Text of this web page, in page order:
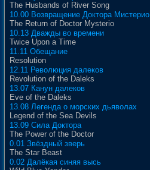
The Husbands of River Song
10.00 Возвращение Доктора Мистерио
The Return of Doctor Mysterio
10.13 Дважды во времени
Twice Upon a Time
11.11 Обещание
Resolution
12.11 Революция далеков
Revolution of the Daleks
13.07 Канун далеков
Eve of the Daleks
13.08 Легенда о морских дьяволах
Legend of the Sea Devils
13.09 Сила Доктора
The Power of the Doctor
0.01 Звёздный зверь
The Star Beast
0.02 Далёкая синяя высь